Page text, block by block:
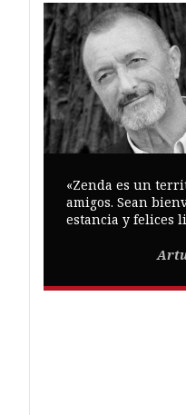
«Zenda es un
amigos. Sean
estancia y felices